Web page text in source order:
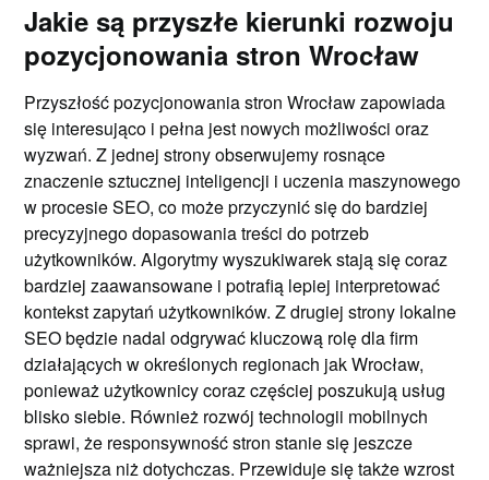
Jakie są przyszłe kierunki rozwoju
pozycjonowania stron Wrocław
Przyszłość pozycjonowania stron Wrocław zapowiada
się interesująco i pełna jest nowych możliwości oraz
wyzwań. Z jednej strony obserwujemy rosnące
znaczenie sztucznej inteligencji i uczenia maszynowego
w procesie SEO, co może przyczynić się do bardziej
precyzyjnego dopasowania treści do potrzeb
użytkowników. Algorytmy wyszukiwarek stają się coraz
bardziej zaawansowane i potrafią lepiej interpretować
kontekst zapytań użytkowników. Z drugiej strony lokalne
SEO będzie nadal odgrywać kluczową rolę dla firm
działających w określonych regionach jak Wrocław,
ponieważ użytkownicy coraz częściej poszukują usług
blisko siebie. Również rozwój technologii mobilnych
sprawi, że responsywność stron stanie się jeszcze
ważniejsza niż dotychczas. Przewiduje się także wzrost